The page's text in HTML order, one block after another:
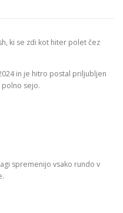
ki se zdi kot hiter polet čez
in je hitro postal priljubljen
sejo.
spremenijo vsako rundo v